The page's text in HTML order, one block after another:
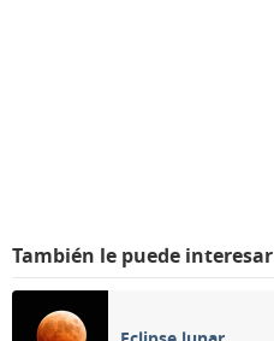
También le puede interesar